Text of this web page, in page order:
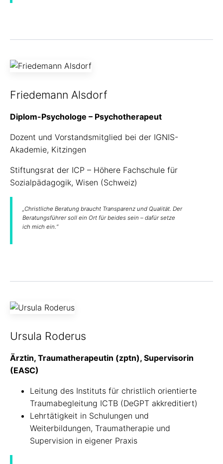
Friedemann Alsdorf
Diplom-Psychologe – Psychotherapeut
Dozent und Vorstandsmitglied bei der IGNIS-
Akademie, Kitzingen
Stiftungsrat der ICP – Höhere Fachschule für
Sozialpädagogik, Wisen (Schweiz)
„Christliche Beratung braucht Transparenz und Qualität. Der
Beratungsführer soll ein Ort für beides sein – dafür setze
ich mich ein.“
Ursula Roderus
Ärztin, Traumatherapeutin (zptn), Supervisorin
(EASC)
Leitung des Instituts für christlich orientierte
Traumabegleitung ICTB (DeGPT akkreditiert)
Lehrtätigkeit in Schulungen und
Weiterbildungen, Traumatherapie und
Supervision in eigener Praxis